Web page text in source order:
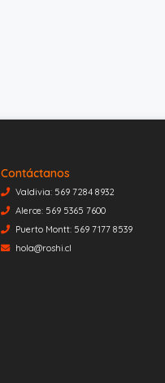
Contáctanos
Valdivia: 569 7284 8932
Alerce: 569 5365 7600
Puerto Montt: 569 7177 8539
hola@roshi.cl